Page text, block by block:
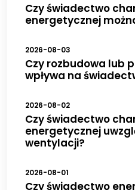
Czy świadectwo
energetycznej
2026-08-03
Czy rozbudowa lub
wpływa na
2026-08-02
Czy świadectwo
energetycznej
wentylacji?
2026-08-01
Czy świadectwo